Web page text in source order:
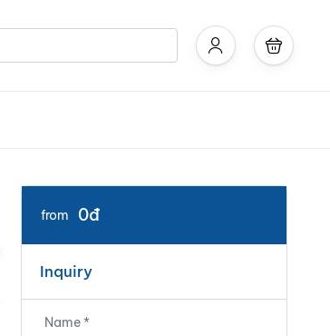
from 0đ
Inquiry